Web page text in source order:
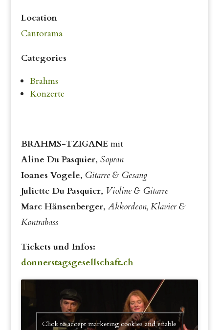
Location
Cantorama
Categories
Brahms
Konzerte
BRAHMS-TZIGANE mit
Aline Du Pasquier, Sopran
Ioanes Vogele, Gitarre & Gesang
Juliette Du Pasquier, Violine & Gitarre
Marc Hänsenberger, Akkordeon, Klavier &
Kontrabass
Tickets und Infos:
donnerstagsgesellschaft.ch
Click to accept marketing cookies and enable